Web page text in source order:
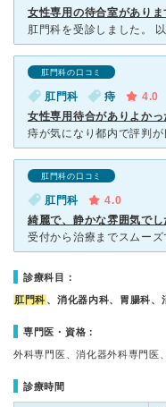
女性専用の待合室がありま
肛門科の口コミ
肛門科 痔
4.0
女性専用待合がありよかっ
肛門科の口コミ
肛門科
4.0
綺麗で、静かな雰囲気でし
診療科目：
肛門科 、消化器内科、胃腸科、
専門医・資格：
外科専門医、消化器外科専門医
診療時間